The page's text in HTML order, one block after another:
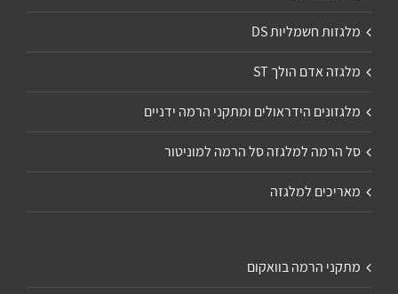
מלגזות חשמליות DS
מלגזה אדם הולך ST
מלגזונים הידראולים ומתקני הרמה ידניים
סל הרמה למלגזה סל הרמה למוניטור
מאריכים למלגזה
מתקני הרמה בוואקום